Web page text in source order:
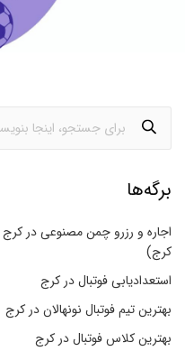
برگه‌ها
اجاره و رزرو چمن مصنوعی در
کرج)
استعدادیابی فوتبال در کرج
بهترین تیم فوتبال نونهالان در کرج
بهترین کلاس فوتبال در کرج